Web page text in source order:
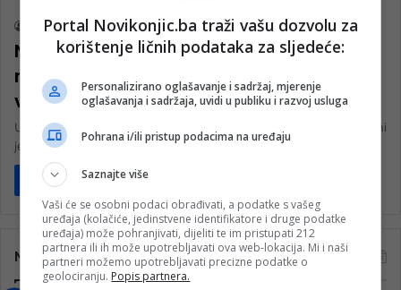
nk 2 20. Augusta 2023.
Na parkingu mu ispao novčanik,
muškarac koji ga je pronašao ”ne želi
vratiti novac”
U petak 18. 8. s parkinga u Ulici Ivana Miličevića u Mostaru u blizini
jednog restorana ukraden je novčanik muškarcu.…
Pročitaj više
Najčitanije
Portal Novikonjic.ba traži vašu dozvolu za
korištenje ličnih podataka za sljedeće:
Personalizirano oglašavanje i sadržaj, mjerenje
oglašavanja i sadržaja, uvidi u publiku i razvoj usluga
Pohrana i/ili pristup podacima na uređaju
Saznajte više
Vaši će se osobni podaci obrađivati, a podatke s vašeg
uređaja (kolačiće, jedinstvene identifikatore i druge podatke
uređaja) može pohranjivati, dijeliti te im pristupati 212
partnera ili ih može upotrebljavati ova web-lokacija. Mi i naši
partneri možemo upotrebljavati precizne podatke o
geolociranju. Popis partnera.